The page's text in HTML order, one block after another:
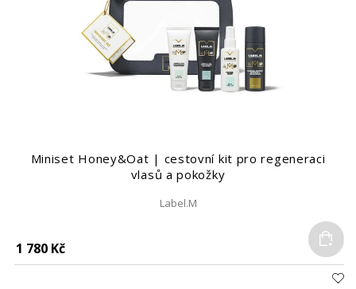
Miniset Honey&Oat | cestovní kit pro regeneraci
vlasů a pokožky
Label.M
1 780 Kč